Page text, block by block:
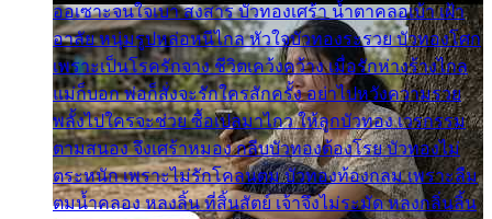
ออเซาะจนใจเบา สงสาร บัวทองเศร้า น้ำตาคลอเบ้า เฝ้า
อาลัย หนุ่มรูปหล่อหนีไกล หัวใจบัวทองระรวย บัวทองโศก
เพราะเป็นโรครักจาง ชีวิตเคว้งคว้าง เมื่อรักห่างร้างไกล
แม่ก็บอก พ่อก็สั่งจะรักใครสักครั้ง อย่าไปหวังความรวย
พลั้งไปใครจะช่วย ซื้อเปลมาไกว ให้ลูกบัวทอง เวรกรรม
ตามสนอง จึงเศร้าหมอง กลีบบัวทองต้องโรย บัวทองไม่
ตระหนัก เพราะไม่รักโคลนตม บัวทองท้องกลม เพราะลืม
ตมน้ำคลอง หลงลิ้น ที่สิ้นสัตย์ เจ้าจึงไม่ระมัด หลงกลิ่นลิ้น